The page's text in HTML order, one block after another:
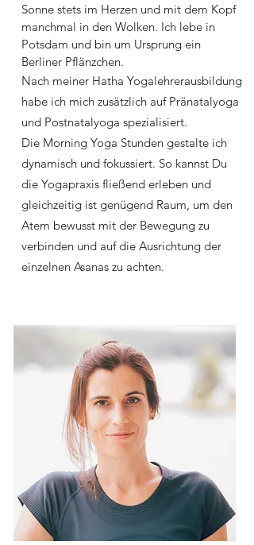
Sonne stets im Herzen und mit dem Kopf
manchmal in den Wolken. Ich lebe in
Potsdam und bin um Ursprung ein
Berliner Pflänzchen.
Nach meiner Hatha Yogalehrerausbildung
habe ich mich zusätzlich auf Pränatalyoga
und Postnatalyoga spezialisiert.
Die Morning Yoga Stunden gestalte ich
dynamisch und fokussiert. So kannst Du
die Yogapraxis fließend erleben und
gleichzeitig ist genügend Raum, um den
Atem bewusst mit der Bewegung zu
verbinden und auf die Ausrichtung der
einzelnen Asanas zu achten.